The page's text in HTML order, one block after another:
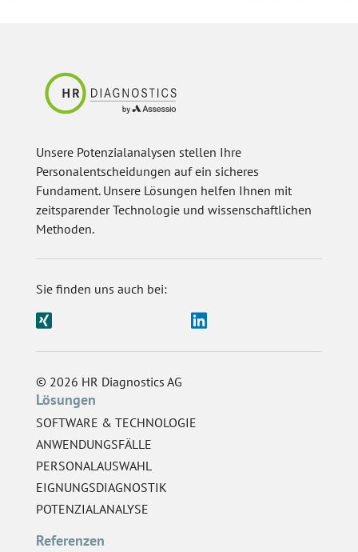
Unsere Potenzialanalysen stellen Ihre
Personalentscheidungen auf ein sicheres
Fundament. Unsere Lösungen helfen Ihnen mit
zeitsparender Technologie und wissenschaftlichen
Methoden.
Sie finden uns auch bei:
© 2026 HR Diagnostics AG
Lösungen
SOFTWARE & TECHNOLOGIE
ANWENDUNGSFÄLLE
PERSONALAUSWAHL
EIGNUNGSDIAGNOSTIK
POTENZIALANALYSE
Referenzen